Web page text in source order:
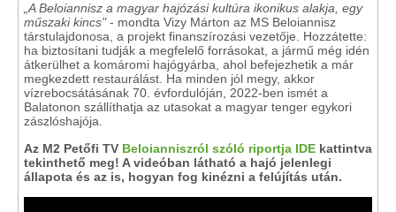
„A Beloiannisz a magyar hajózási kultúra ikonikus alakja, egy
műszaki kincs"- mondta Vizy Márton az MS Beloiannisz
társtulajdonosa, a projekt finanszírozási vezetője. Hozzátette:
ha biztosítani tudják a megfelelő forrásokat, a jármű még idén
átkerülhet a komáromi hajógyárba, ahol befejezhetik a már
megkezdett restaurálást. Ha minden jól megy, akkor
vízrebocsátásának 70. évfordulóján, 2022-ben ismét a
Balatonon szállíthatja az utasokat a magyar tenger egykori
zászlóshajója.
Az M2 Petőfi TV Beloianniszról szóló riportja IDE kattintva
tekinthető meg! A videóban látható a hajó jelenlegi
állapota és az is, hogyan fog kinézni a felújítás után.